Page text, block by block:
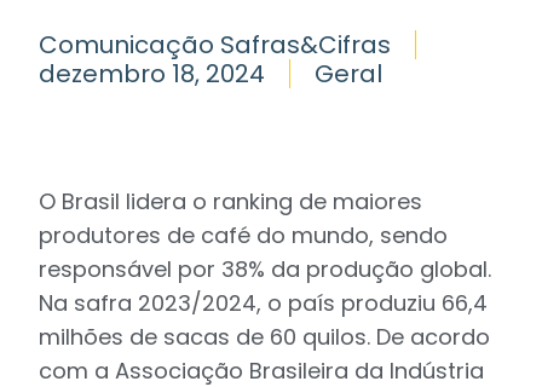
Comunicação Safras&Cifras
dezembro 18, 2024
Geral
O Brasil lidera o ranking de maiores
produtores de café do mundo, sendo
responsável por 38% da produção global.
Na safra 2023/2024, o país produziu 66,4
milhões de sacas de 60 quilos. De acordo
com a Associação Brasileira da Indústria